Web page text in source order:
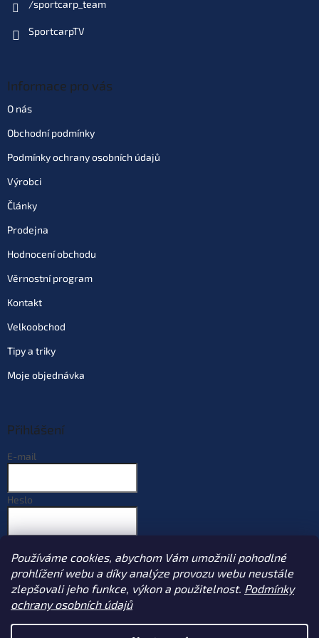
Používáme cookies, abychom Vám umožnili pohodlné
prohlížení webu a díky analýze provozu webu neustále
zlepšovali jeho funkce, výkon a použitelnost. Podmínky
ochrany osobních údajů
/sportcarp_team
SportcarpTV
Informace pro vás
O nás
Obchodní podmínky
Podmínky ochrany osobních údajů
Výrobci
Články
Prodejna
Hodnocení obchodu
Věrnostní program
Kontakt
Velkoobchod
Tipy a triky
Moje objednávka
Přihlášení
E-mail
Heslo
Nová registrace
Zapomenuté heslo